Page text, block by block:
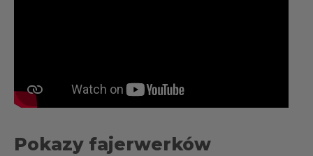
Pokazy fajerwerków